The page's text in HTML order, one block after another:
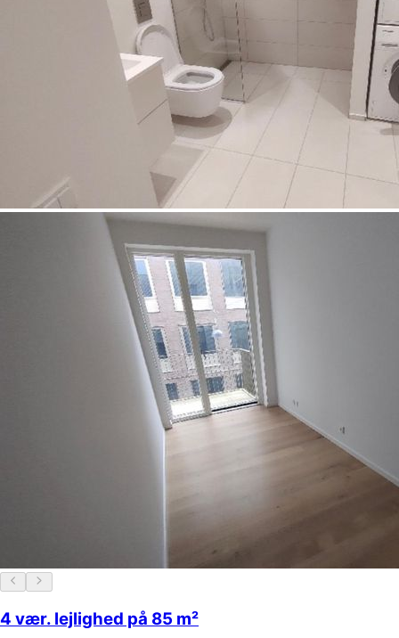
4 vær. lejlighed på 85 m²